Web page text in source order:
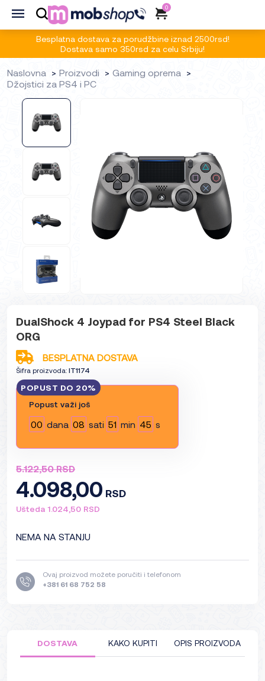
0
Besplatna dostava za porudžbine iznad 2500rsd!
Dostava samo 350rsd za celu Srbiju!
Naslovna Proizvodi
Gaming oprema
Džojstici za PS4 i PC
DualShock 4 Joypad for PS4 Steel Black
ORG
BESPLATNA DOSTAVA
Šifra proizvoda: IT1174
POPUST DO 20%
Popust važi još
00 dana 08 sati 51 min 44 s
5.122,50 RSD
4.098,00 RSD
Ušteda 1.024,50 RSD
NEMA NA STANJU
Ovaj proizvod možete poručiti i telefonom
+381 61 68 752 58
DOSTAVA KAKO KUPITI OPIS PROIZVODA